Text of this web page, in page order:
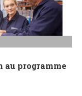
programme